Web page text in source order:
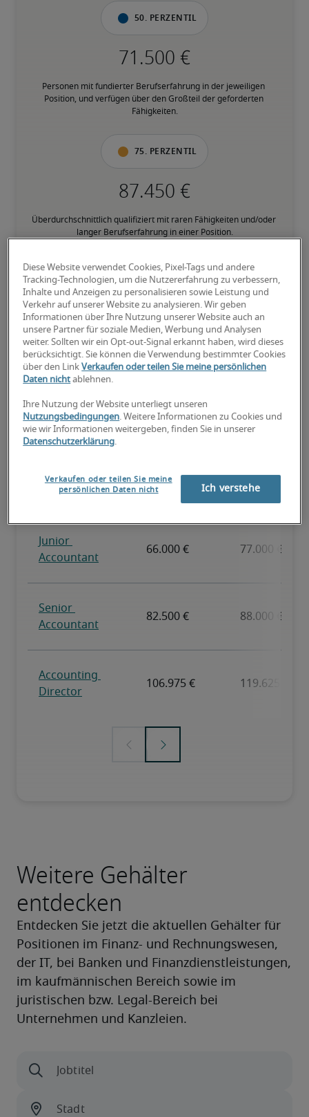
50. Perzentil
Personen mit fundierter Berufserfahrung in der jeweiligen
Position, und verfügen über den Großteil der geforderten
Fähigkeiten.
75. Perzentil
Überdurchschnittlich qualifiziert mit raren Fähigkeiten und/oder
langer Berufserfahrung in einer Position.
Gehälter für ähnliche
Positionen
Weitere Gehälter
entdecken
Diese Website verwendet Cookies, Pixel-Tags und andere
Tracking-Technologien, um die Nutzererfahrung zu verbessern,
Inhalte und Anzeigen zu personalisieren sowie Leistung und
Verkehr auf unserer Website zu analysieren. Wir geben
Informationen über Ihre Nutzung unserer Website auch an
unsere Partner für soziale Medien, Werbung und Analysen
weiter. Sollten wir ein Opt-out-Signal erkannt haben, wird dieses
berücksichtigt. Sie können die Verwendung bestimmter Cookies
über den LinkVerkaufen oder teilen Sie meine persönlichen
Daten nicht ablehnen.
Ihre Nutzung der Website unterliegt unseren
Nutzungsbedingungen. Weitere Informationen zu Cookies und
wie wir Informationen weitergeben, finden Sie in unserer
Datenschutzerklärung.
Verkaufen oder teilen Sie meine
persönlichen Daten nicht
Ich verstehe